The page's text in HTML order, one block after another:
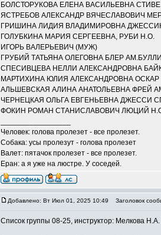
БОЛСТОРУКОВА ЕЛЕНА ВАСИЛЬЕВНА
ЯСТРЕБОВ АЛЕКСАНДР ВЯЧЕСЛАВОВИЧ
ГРИШИНА ЛИДИЯ ВЛАДИМИРОВНА
ГОЛУБКИНА МАРИЯ СЕРГЕЕВНА, РУБИ Н.О.
ИГОРЬ ВАЛЕРЬЕВИЧ (МУЖ)
ГРУБИЙ ТАТЬЯНА ОЛЕГОВНА БЛЕР
СПЕСИВЦЕВА НЕЛЛИ АЛЕКСАНДРОВНА
МАРТИХИНА ЮЛИЯ АЛЕКСАНДРОВНА
АЛЬШЕВСКАЯ АЛИНА АНАТОЛЬЕВНА ФРЕЙ
ЧЕРНЕЦКАЯ ОЛЬГА ЕВГЕНЬЕВНА ДЖЕССИ
ФОКИН РОМАН СТАНИСЛАВОВИЧ ЛЮЦИЙ
Человек: голова пролезет - все пролезет.
Собака: усы пролезут - голова пролезет
Валет: пятачок пролезет - все пролезет.
Еран: а я уже на люстре. У соседей.
Добавлено: Вт Июл 01, 2025 10:49 Заголовок
Список группы 08-25, инструктор: Мелкова Н.А.